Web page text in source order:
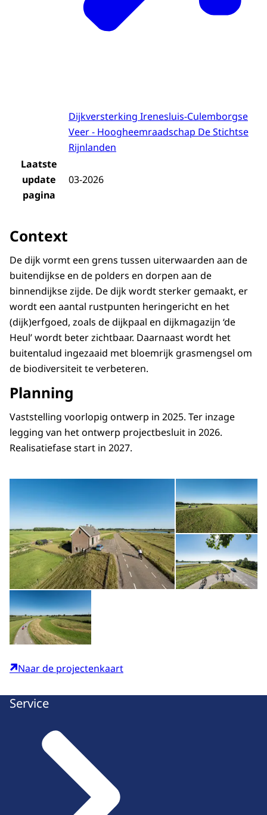
Dijkversterking Irenesluis-Culemborgse
Veer - Hoogheemraadschap De Stichtse
Rijnlanden
Laatste
update
pagina
03-2026
Context
De dijk vormt een grens tussen uiterwaarden aan de
buitendijkse en de polders en dorpen aan de
binnendijkse zijde. De dijk wordt sterker gemaakt, er
wordt een aantal rustpunten heringericht en het
(dijk)erfgoed, zoals de dijkpaal en dijkmagazijn ‘de
Heul’ wordt beter zichtbaar. Daarnaast wordt het
buitentalud ingezaaid met bloemrijk grasmengsel om
de biodiversiteit te verbeteren.
Planning
Vaststelling voorlopig ontwerp in 2025. Ter inzage
legging van het ontwerp projectbesluit in 2026.
Realisatiefase start in 2027.
Open de galerij in vergrote
Open de galerij in vergrote weergave
Naar de projectenkaart
Service